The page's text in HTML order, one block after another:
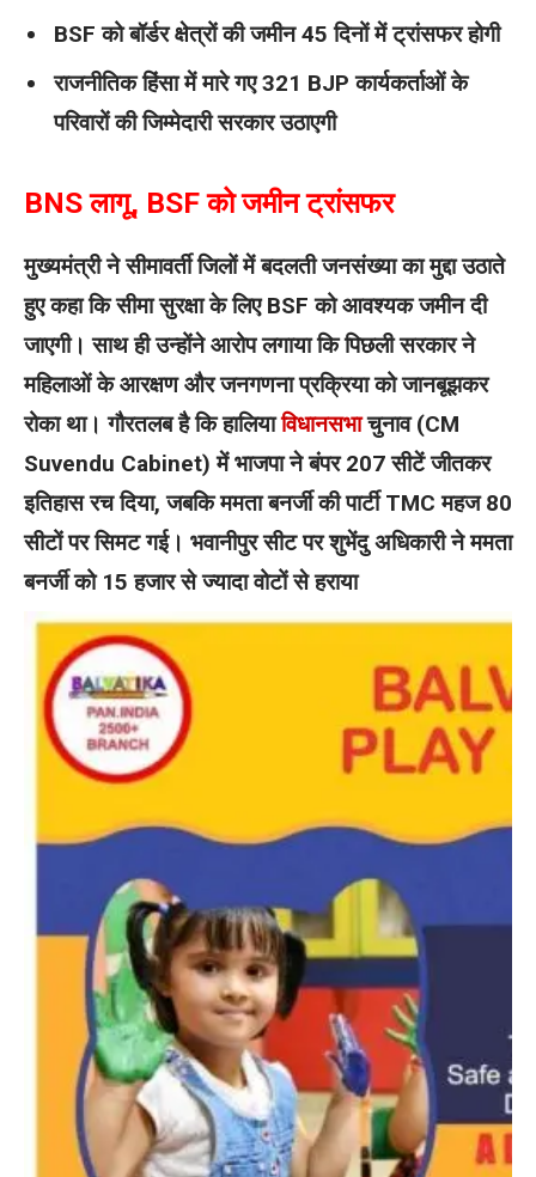
BSF को बॉर्डर क्षेत्रों की जमीन 45 दिनों में ट्रांसफर होगी
राजनीतिक हिंसा में मारे गए 321 BJP कार्यकर्ताओं के
परिवारों की जिम्मेदारी सरकार उठाएगी
BNS लागू, BSF को जमीन ट्रांसफर
मुख्यमंत्री ने सीमावर्ती जिलों में बदलती जनसंख्या का मुद्दा उठाते
हुए कहा कि सीमा सुरक्षा के लिए BSF को आवश्यक जमीन दी
जाएगी। साथ ही उन्होंने आरोप लगाया कि पिछली सरकार ने
महिलाओं के आरक्षण और जनगणना प्रक्रिया को जानबूझकर
रोका था। गौरतलब है कि हालियाविधानसभाचुनाव (CM
Suvendu Cabinet) में भाजपा ने बंपर 207 सीटें जीतकर
इतिहास रच दिया, जबकि ममता बनर्जी की पार्टी TMC महज 80
सीटों पर सिमट गई। भवानीपुर सीट पर शुभेंदु अधिकारी ने ममता
बनर्जी को 15 हजार से ज्यादा वोटों से हराया